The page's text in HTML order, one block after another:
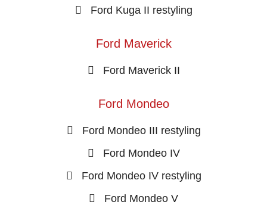
Ford Kuga II restyling
Ford Maverick
Ford Maverick II
Ford Mondeo
Ford Mondeo III restyling
Ford Mondeo IV
Ford Mondeo IV restyling
Ford Mondeo V